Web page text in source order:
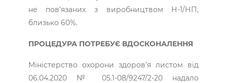
не пов’язаних з виробництвом Н-1/НП,
близько 60%.
ПРОЦЕДУРА ПОТРЕБУЄ ВДОСКОНАЛЕННЯ
Міністерство охорони здоров’я листом від
06.04.2020 № 05.1-08/9247/2-20 надало